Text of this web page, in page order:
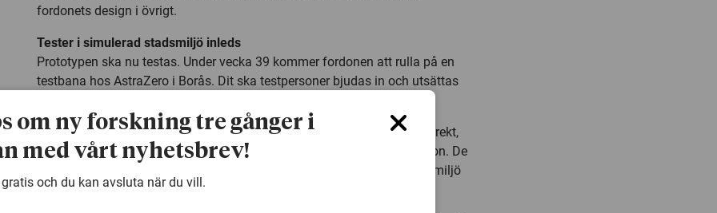
fordonets design i övrigt.
Tester i simulerad stadsmiljö inleds
Prototypen ska nu testas. Under vecka 39 kommer fordonen att rulla på en
testbana hos AstraZero i Borås. Dit ska testpersoner bjudas in och utsättas
Tidigare tester har visat att människor tolkade prototypens signaler korrekt,
vilket bidrog till en bättre upplevelse vid ett möte med ett förarlöst fordon. De
nya testerna ska ske i en mer verklighetslik omgivning där en hel stadsmiljö
finns tillgänglig på testbanan.
om ny forskning tre gånger i
med vårt nyhetsbrev!
gratis och du kan avsluta när du vill.